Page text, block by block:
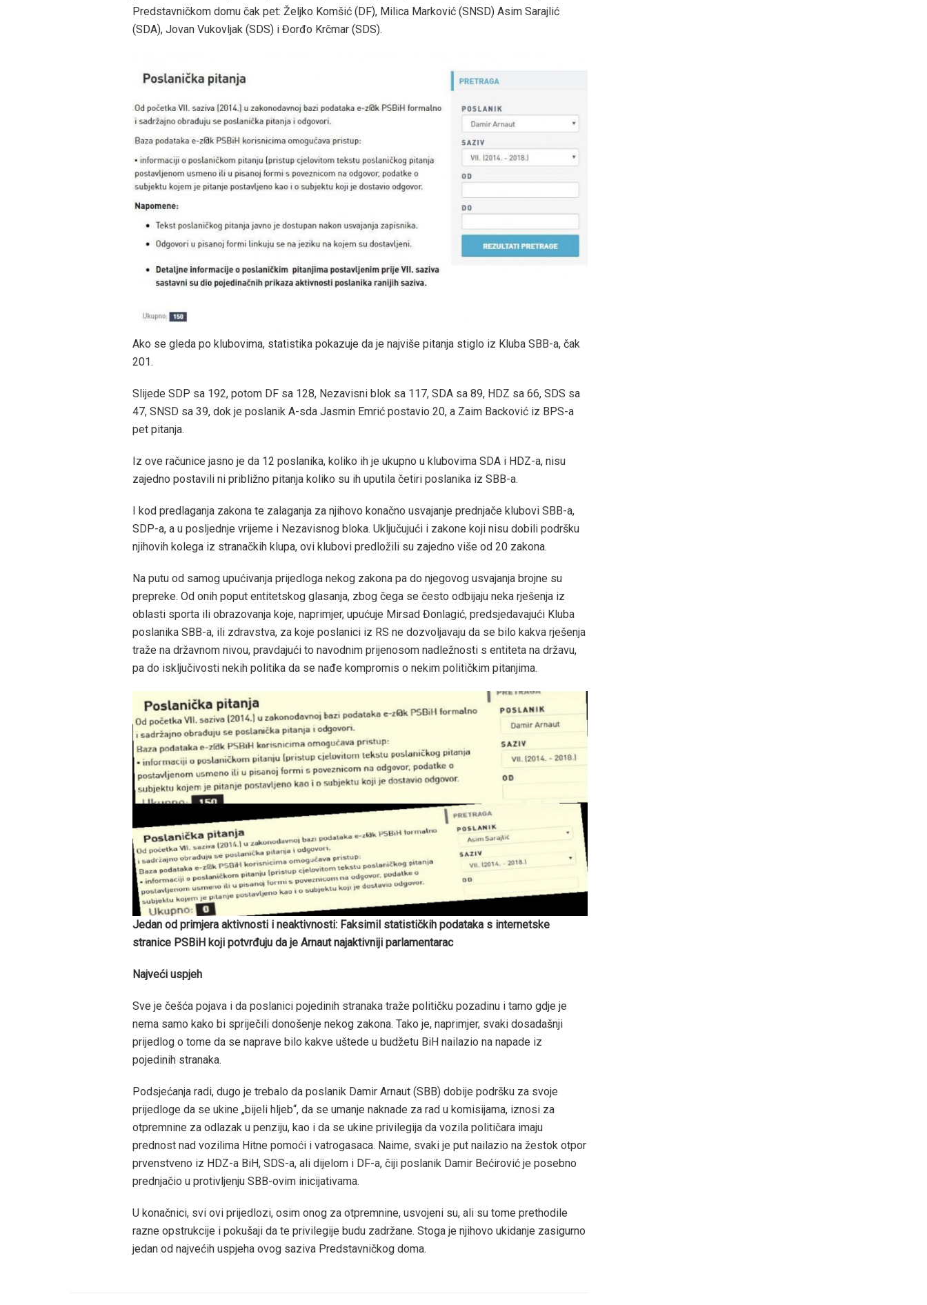
Predstavničkom domu čak pet: Željko Komšić (DF), Milica Marković (SNSD) Asim Sarajlić
(SDA), Jovan Vukovljak (SDS) i Đorđo Krčmar (SDS).
Ako se gleda po klubovima, statistika pokazuje da je najviše pitanja stiglo iz Kluba SBB-a, čak
201.
Slijede SDP sa 192, potom DF sa 128, Nezavisni blok sa 117, SDA sa 89, HDZ sa 66, SDS sa
47, SNSD sa 39, dok je poslanik A-sda Jasmin Emrić postavio 20, a Zaim Backović iz BPS-a
pet pitanja.
Iz ove računice jasno je da 12 poslanika, koliko ih je ukupno u klubovima SDA i HDZ-a, nisu
zajedno postavili ni približno pitanja koliko su ih uputila četiri poslanika iz SBB-a.
I kod predlaganja zakona te zalaganja za njihovo konačno usvajanje prednjače klubovi SBB-a,
SDP-a, a u posljednje vrijeme i Nezavisnog bloka. Uključujući i zakone koji nisu dobili podršku
njihovih kolega iz stranačkih klupa, ovi klubovi predložili su zajedno više od 20 zakona.
Na putu od samog upućivanja prijedloga nekog zakona pa do njegovog usvajanja brojne su
prepreke. Od onih poput entitetskog glasanja, zbog čega se često odbijaju neka rješenja iz
oblasti sporta ili obrazovanja koje, naprimjer, upućuje Mirsad Đonlagić, predsjedavajući Kluba
poslanika SBB-a, ili zdravstva, za koje poslanici iz RS ne dozvoljavaju da se bilo kakva rješenja
traže na državnom nivou, pravdajući to navodnim prijenosom nadležnosti s entiteta na državu,
pa do isključivosti nekih politika da se nađe kompromis o nekim političkim pitanjima.
Jedan od primjera aktivnosti i neaktivnosti: Faksimil statističkih podataka s internetske
stranice PSBiH koji potvrđuju da je Arnaut najaktivniji parlamentarac
Najveći uspjeh
Sve je češća pojava i da poslanici pojedinih stranaka traže političku pozadinu i tamo gdje je
nema samo kako bi spriječili donošenje nekog zakona. Tako je, naprimjer, svaki dosadašnji
prijedlog o tome da se naprave bilo kakve uštede u budžetu BiH nailazio na napade iz
pojedinih stranaka.
Podsjećanja radi, dugo je trebalo da poslanik Damir Arnaut (SBB) dobije podršku za svoje
prijedloge da se ukine „bijeli hljeb“, da se umanje naknade za rad u komisijama, iznosi za
otpremnine za odlazak u penziju, kao i da se ukine privilegija da vozila političara imaju
prednost nad vozilima Hitne pomoći i vatrogasaca. Naime, svaki je put nailazio na žestok otpor
prvenstveno iz HDZ-a BiH, SDS-a, ali dijelom i DF-a, čiji poslanik Damir Bećirović je posebno
prednjačio u protivljenju SBB-ovim inicijativama.
U konačnici, svi ovi prijedlozi, osim onog za otpremnine, usvojeni su, ali su tome prethodile
razne opstrukcije i pokušaji da te privilegije budu zadržane. Stoga je njihovo ukidanje zasigurno
jedan od najvećih uspjeha ovog saziva Predstavničkog doma.